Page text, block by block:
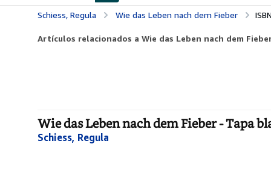
Schiess, Regula Wie das Leben nach dem Fieber
Artículos relacionados a Wie das Leben nach dem
Wie das Leben nach dem Fieber - Tapa
Schiess, Regula